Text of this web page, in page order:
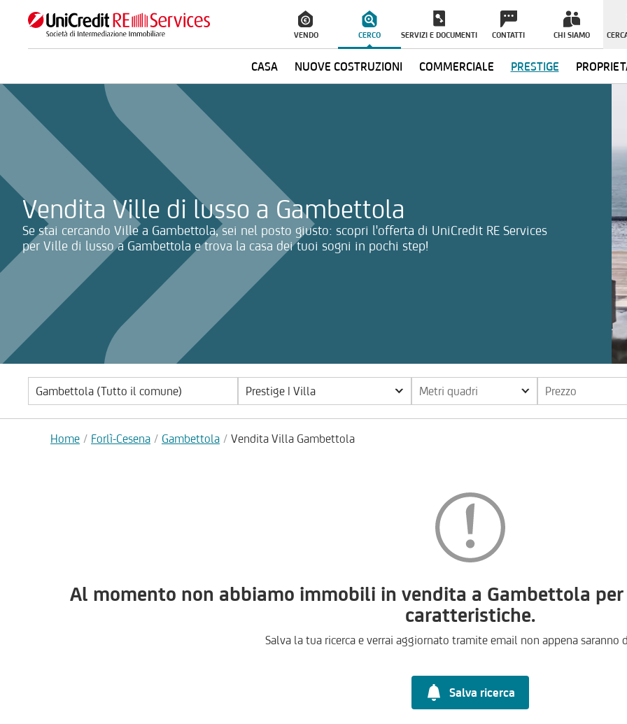
VENDO CERCO
CASA NUOVE COSTRUZIONI COMMERCIALE PRESTIGE
SERVIZI E DOCUMENTI CONTATTI CHI SIAMO
Vendita Ville di lusso a Gambettola
Se stai cercando Ville a Gambettola, sei nel posto giusto: scopri l'offerta di UniCredit RE Services
per Ville di lusso a Gambettola e trova la casa dei tuoi sogni in pochi step!
La ricerca verrà inviata automaticamente alla selezione delle informazioni
Prestige | Villa Metri quadri Prezzo
Home Forlì-Cesena Gambettola Vendita Villa Gambettola
Al momento non abbiamo immobili in vendita a Gambettola
caratteristiche.
Salva la tua ricerca e verrai aggiornato tramite email non appena saranno
Salva ricerca